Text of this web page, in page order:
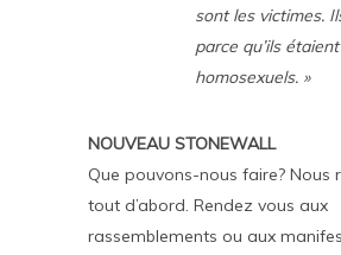
sont les victimes.
parce qu’ils étaient
homosexuels. »
NOUVEAU STONEWALL
Que pouvons-nous faire? Nous
tout d’abord. Rendez vous aux
rassemblements ou aux